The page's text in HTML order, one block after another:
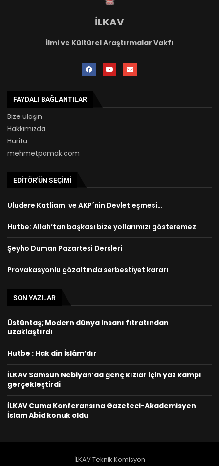
İLKAV
İlmi ve Kültürel Araştırmalar Vakfı
FAYDALI BAĞLANTILAR
Bize ulaşın
Hakkımızda
Harita
mehmetpamak.com
EDITÖR'ÜN SEÇIMI
Uludere Katliamı ve AKP´nin Devletleşmesi…
Hutbe: Allah’tan başkası bize yollarımızı gösteremez
Şeyho Duman Pazartesi Dersleri
Provakasyonlu gözaltında serbestiyet kararı
SON YAZILAR
Üstüntaş; Modern dünya insanı fıtratından
uzaklaştırdı
Hutbe : Hak din İslâm’dır
İLKAV Samsun Nebiyan’da genç kızlar için yaz kampı
gerçekleştirdi
İLKAV Cuma Konferansına Gazeteci-Akademisyen
İslam Abid konuk oldu
İLKAV Teknik Komisyon